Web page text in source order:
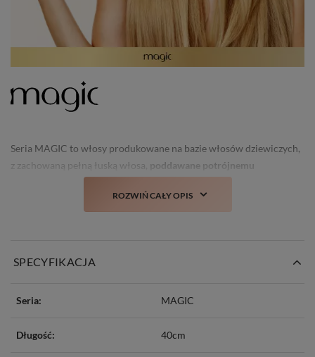
Seria MAGIC to włosy produkowane na bazie włosów dziewiczych,
z zachowaną pełną łuską włosa, poddawane potrójnemu
selekcjonowaniu
struktury nawet po kilku myciach.
ROZWIŃ CAŁY OPIS
SPECYFIKACJA
Seria: MAGIC
Długość: 40cm